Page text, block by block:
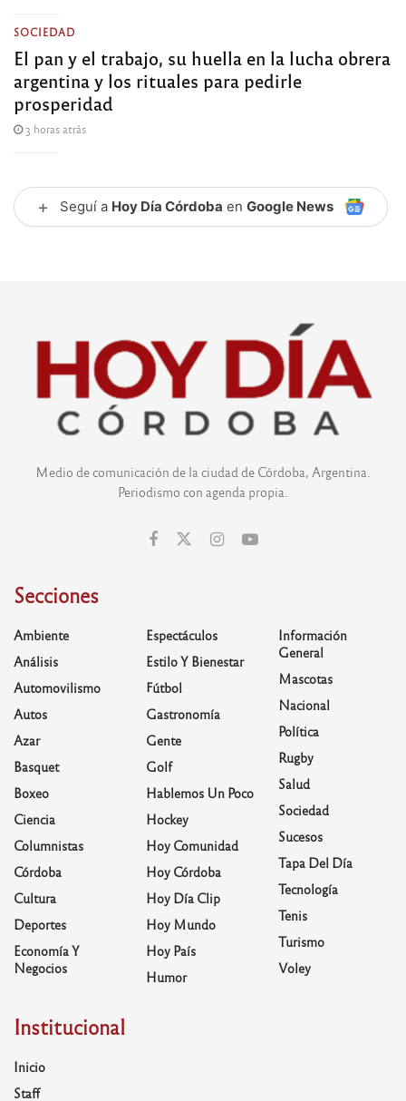
SOCIEDAD
El pan y el trabajo, su huella en la lucha obrera
argentina y los rituales para pedirle
prosperidad
3 horas atrás
+ Seguí a Hoy Día Córdoba en Google News
Medio de comunicación de la ciudad de Córdoba, Argentina.
Periodismo con agenda propia.
Secciones
Ambiente
Análisis
Automovilismo
Autos
Azar
Basquet
Boxeo
Ciencia
Columnistas
Córdoba
Cultura
Deportes
Economía Y
Negocios
Espectáculos
Estilo Y Bienestar
Fútbol
Gastronomía
Gente
Golf
Hablemos Un Poco
Hockey
Hoy Comunidad
Hoy Córdoba
Hoy Día Clip
Hoy Mundo
Hoy País
Humor
Información
General
Mascotas
Nacional
Política
Rugby
Salud
Sociedad
Sucesos
Tapa Del Día
Tecnología
Tenis
Turismo
Voley
Institucional
Inicio
Staff